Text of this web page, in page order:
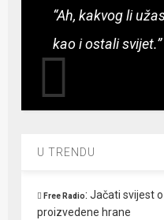
“Ah, kakvog li
kao i ostali svijet.”
U TRENDU
Free Radio:Jačati svijest
proizvedene hrane